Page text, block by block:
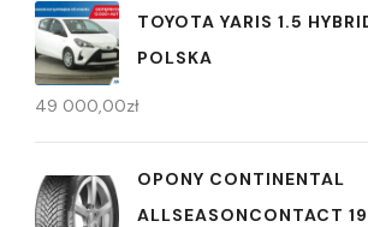
TOYOTA YARIS 1.5
POLSKA
49 000,00zł
OPONY CONTINENTAL
ALLSEASONCONTACT